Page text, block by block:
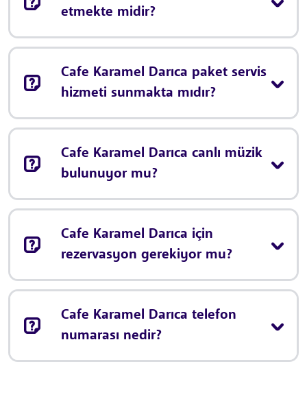
etmekte midir?
Cafe Karamel Darıca paket servis
hizmeti sunmakta mıdır?
Cafe Karamel Darıca canlı müzik
bulunuyor mu?
Cafe Karamel Darıca için
rezervasyon gerekiyor mu?
Cafe Karamel Darıca telefon
numarası nedir?